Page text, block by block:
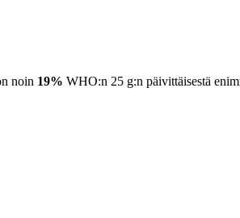
noin 19% WHO:n 25 g:n päivittäisestä